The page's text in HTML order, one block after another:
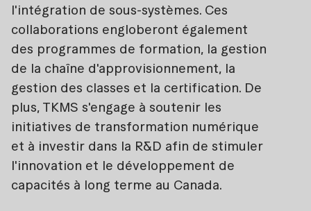
l'intégration de sous-systèmes. Ces
collaborations engloberont également
des programmes de formation, la gestion
de la chaîne d'approvisionnement, la
gestion des classes et la certification. De
plus, TKMS s'engage à soutenir les
initiatives de transformation numérique
et à investir dans la R&D afin de stimuler
l'innovation et le développement de
capacités à long terme au Canada.